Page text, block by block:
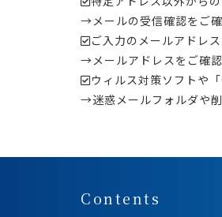
→メールの受信確認をご
ご入力のメールアドレ
→メールアドレスをご確
ウィルス対策ソフトや
→迷惑メールフォルダや
Contents